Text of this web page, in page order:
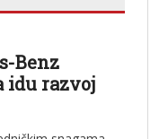
Benz
idu razvoj